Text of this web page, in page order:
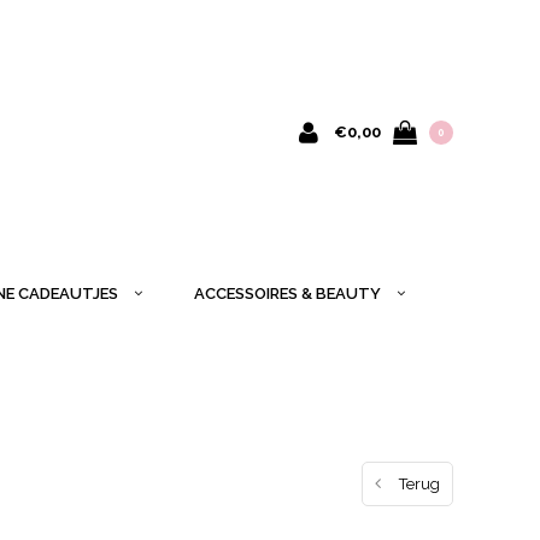
€0,00 0
CADEAUTJES ACCESSOIRES & BEAUTY
Terug